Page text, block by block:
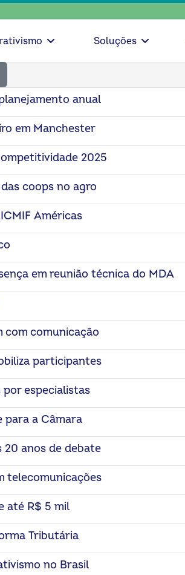
Soluções
anual
em Manchester
2025
coops no agro
Américas
em reunião técnica do MDA
com comunicação
participantes
especialistas
para a Câmara
20 anos de debate
telecomunicações
até R$ 5 mil
Tributária
no Brasil